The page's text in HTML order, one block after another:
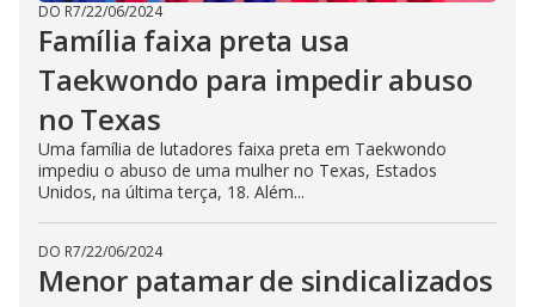
DO R7/22/06/2024
Família faixa preta usa
Taekwondo para impedir abuso
no Texas
Uma família de lutadores faixa preta em Taekwondo
impediu o abuso de uma mulher no Texas, Estados
Unidos, na última terça, 18. Além...
DO R7/22/06/2024
Menor patamar de sindicalizados